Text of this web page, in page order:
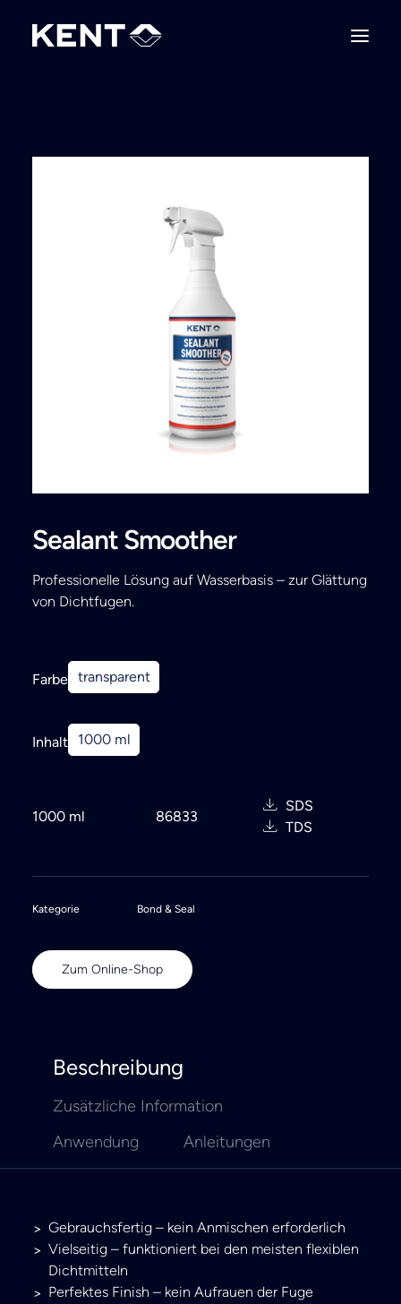
Sealant Smoother
Professionelle Lösung auf Wasserbasis – zur Glättung
von Dichtfugen.
Farbe transparent
Inhalt 1000 ml
1000 ml 86833
SDS
TDS
Kategorie Bond & Seal
Zum Online-Shop
Beschreibung
Zusätzliche Information
Anwendung
Anleitungen
Gebrauchsfertig – kein Anmischen erforderlich
Vielseitig – funktioniert bei den meisten flexiblen
Dichtmitteln
Perfektes Finish – kein Aufrauen der Fuge